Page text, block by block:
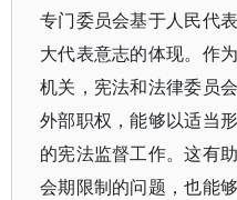
专门委员会基于人民代
大代表意志的体现。作
机关，宪法和法律委员
外部职权，能够以适当
的宪法监督工作。这有
会期限制的问题，也能